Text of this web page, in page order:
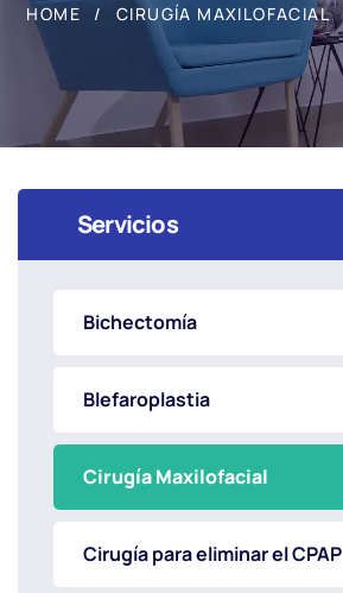
HOME CIRUGÍA MAXILOFACIAL
Servicios
Bichectomía
Blefaroplastia
Cirugía Maxilofacial
Cirugía para eliminar el CPAP